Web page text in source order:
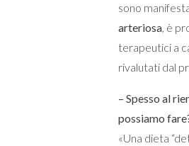
sono
arteriosa, è
terapeutici a
rivalutati dal
– Spesso al
possiamo
«Una dieta